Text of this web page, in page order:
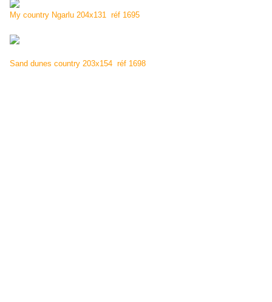
My country Ngarlu 204x131 réf 1695
Sand dunes country 203x154 réf 1698